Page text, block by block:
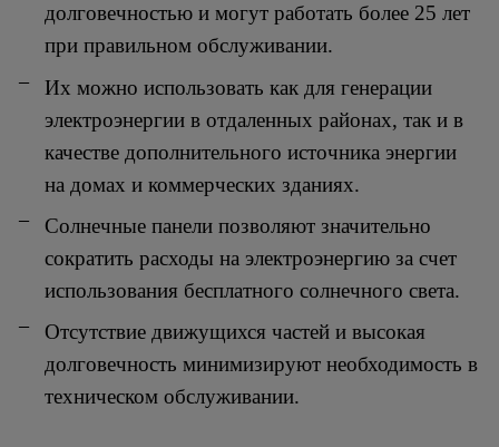
долговечностью и могут работать более 25 лет
при правильном обслуживании.
Их можно использовать как для генерации
электроэнергии в отдаленных районах, так и в
качестве дополнительного источника энергии
на домах и коммерческих зданиях.
Солнечные панели позволяют значительно
сократить расходы на электроэнергию за счет
использования бесплатного солнечного света.
Отсутствие движущихся частей и высокая
долговечность минимизируют необходимость в
техническом обслуживании.